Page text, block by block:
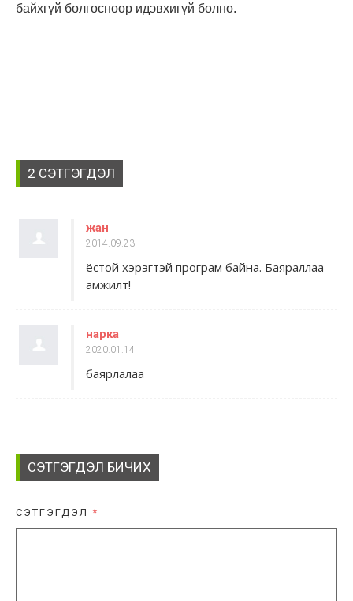
байхгүй болгосноор идэвхигүй болно.
2 СЭТГЭГДЭЛ
жан
2014.09.23
ёстой хэрэгтэй програм байна. Баяраллаа
амжилт!
нарка
2020.01.14
баярлалаа
СЭТГЭГДЭЛ БИЧИХ
СЭТГЭГДЭЛ *